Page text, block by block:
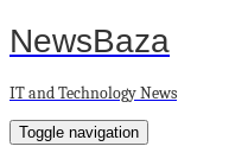
NewsBaza
IT and Technology News
Toggle navigation